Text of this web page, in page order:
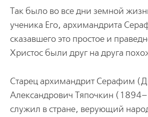
Так было во все дни земной
ученика Его, архимандрита
сказавшего это простое и
Христос были друг на друга
Старец архимандрит Серафим
Александрович Тяпочкин
служил в стране, верующий